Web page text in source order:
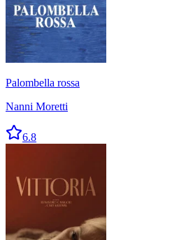
Palombella rossa
Nanni Moretti
6.8